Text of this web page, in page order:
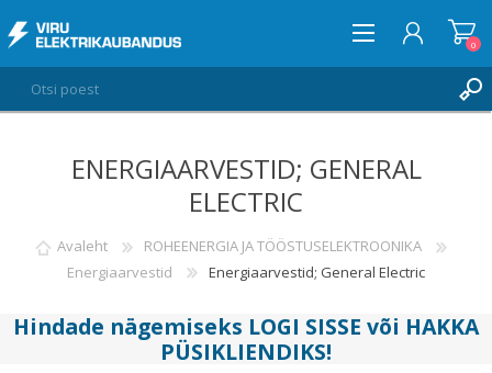
LOGI SISSE
0
ENERGIAARVESTID; GENERAL
ELECTRIC
Avaleht
ROHEENERGIA JA TÖÖSTUSELEKTROONIKA
Energiaarvestid
Energiaarvestid; General Electric
Hindade nägemiseks LOGI SISSE või HAKKA
PÜSIKLIENDIKS!